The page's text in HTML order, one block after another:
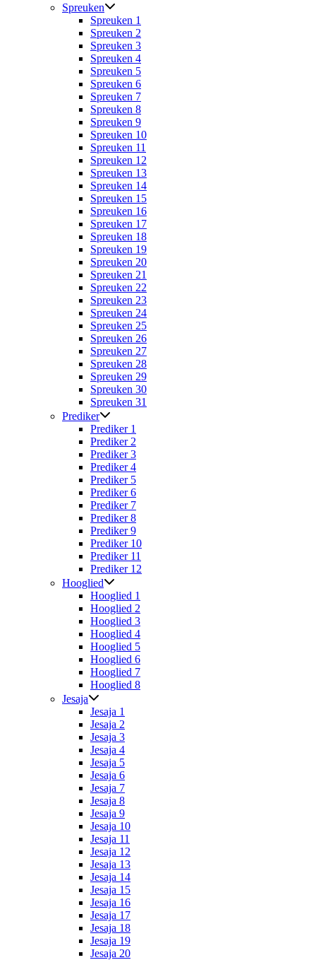
Spreuken
Spreuken 1
Spreuken 2
Spreuken 3
Spreuken 4
Spreuken 5
Spreuken 6
Spreuken 7
Spreuken 8
Spreuken 9
Spreuken 10
Spreuken 11
Spreuken 12
Spreuken 13
Spreuken 14
Spreuken 15
Spreuken 16
Spreuken 17
Spreuken 18
Spreuken 19
Spreuken 20
Spreuken 21
Spreuken 22
Spreuken 23
Spreuken 24
Spreuken 25
Spreuken 26
Spreuken 27
Spreuken 28
Spreuken 29
Spreuken 30
Spreuken 31
Prediker
Prediker 1
Prediker 2
Prediker 3
Prediker 4
Prediker 5
Prediker 6
Prediker 7
Prediker 8
Prediker 9
Prediker 10
Prediker 11
Prediker 12
Hooglied
Hooglied 1
Hooglied 2
Hooglied 3
Hooglied 4
Hooglied 5
Hooglied 6
Hooglied 7
Hooglied 8
Jesaja
Jesaja 1
Jesaja 2
Jesaja 3
Jesaja 4
Jesaja 5
Jesaja 6
Jesaja 7
Jesaja 8
Jesaja 9
Jesaja 10
Jesaja 11
Jesaja 12
Jesaja 13
Jesaja 14
Jesaja 15
Jesaja 16
Jesaja 17
Jesaja 18
Jesaja 19
Jesaja 20